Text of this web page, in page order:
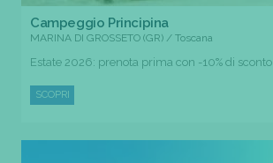
Campeggio Principina
MARINA DI GROSSETO (GR) / Toscana
Estate 2026: prenota prima con -10% di sconto
SCOPRI